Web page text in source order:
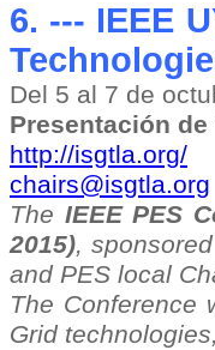
6. --- IEEE
Del 5 al 7 de
Presentación de
http://isgtla.org/
chairs@isgtla.org
The IEEE PES
2015),
and PES local
The Conference
Grid